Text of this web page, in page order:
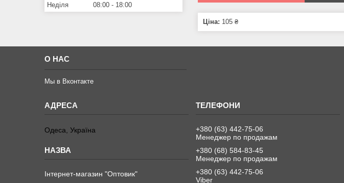
Ціна: 105 ₴
Неділя
08:00 18:00
О НАС
Мы в Вконтакте
Одеса, Україна
Інтернет-магазин "Оптовик"
+380 (63) 442-75-06
Менеджер по продажам
+380 (68) 584-83-45
Менеджер по продажам
+380 (63) 442-75-06
Viber